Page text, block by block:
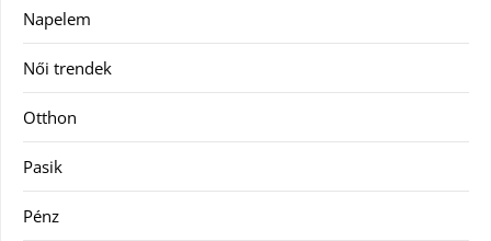
Napelem
Női trendek
Otthon
Pasik
Pénz